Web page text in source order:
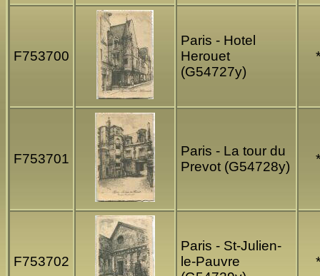
F753700
Paris - Hotel
Herouet
(G54727y)
*
F753701
Paris - La tour du
Prevot (G54728y)
*
F753702
Paris - St-Julien-
le-Pauvre
*